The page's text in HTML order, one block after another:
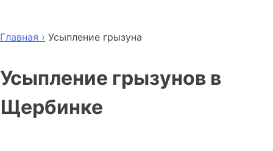
Главная › Усыпление грызуна
Усыпление грызунов в
Щербинке